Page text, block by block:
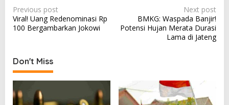
P
o
n
a
v
Previous post
Viral! Uang Redenominasi Rp
100 Bergambarkan Jokowi
Next post
BMKG: Waspada Banjir!
Potensi Hujan Merata Durasi
Lama di Jateng
Don't Miss